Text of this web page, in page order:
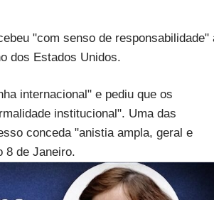
"com senso de responsabilidade"
dos Estados Unidos.
internacional" e pediu que os
institucional". Uma das
conceda "anistia ampla, geral e
8 de Janeiro.